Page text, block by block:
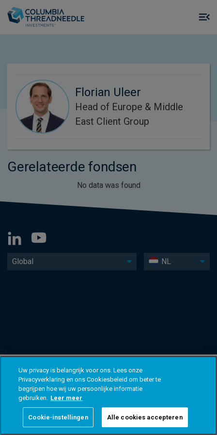
Florian Uleer
Head of Europe & Middle
East Client Group
Gerelateerde fondsen
No data was found
Global NL
Uw privacy is belangrijk voor ons. Lees onze
Privacyverklaring en ons Cookiesbeleid om beter te
begrijpen hoe wij uw persoonlijke informatie
gebruiken. Leer meer
Cookie-instellingen Alle cookies accepteren